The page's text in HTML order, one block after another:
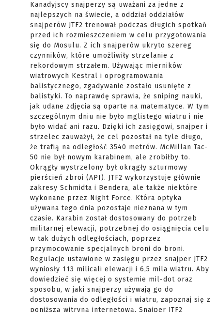
Kanadyjscy snajperzy są uważani za jedne z
najlepszych na świecie, a oddział oddziałów
snajperów JTF2 trenował podczas długich spotkań
przed ich rozmieszczeniem w celu przygotowania
się do Mosulu. Z ich snajperów ukryto szereg
czynników, które umożliwiły strzelanie z
rekordowym strzałem. Używając mierników
wiatrowych Kestral i oprogramowania
balistycznego, zgadywanie zostało usunięte z
balistyki. To naprawdę sprawia, że ​​sniping nauki,
jak udane zdjęcia są oparte na matematyce. W tym
szczególnym dniu nie było mglistego wiatru i nie
było widać ani razu. Dzięki ich zasięgowi, snajper i
strzelec zauważył, że cel pozostał na tyle długo,
że trafią na odległość 3540 metrów. McMillan Tac-
50 nie był nowym karabinem, ale zrobiłby to.
Okrągły wystrzelony był okrągły szturmowy
pierścień zbroi (API). JTF2 wykorzystuje głównie
zakresy Schmidta i Bendera, ale także niektóre
wykonane przez Night Force. Która optyka
używana tego dnia pozostaje nieznana w tym
czasie. Karabin został dostosowany do potrzeb
militarnej elewacji, potrzebnej do osiągnięcia celu
w tak dużych odległościach, poprzez
przymocowanie specjalnych broni do broni.
Regulacje ustawione w zasięgu przez snajper JTF2
wyniosły 113 milicali elewacji i 6,5 mila wiatru. Aby
dowiedzieć się więcej o systemie mil-dot oraz
sposobu, w jaki snajperzy używają go do
dostosowania do odległości i wiatru, zapoznaj się z
poniższą witryną internetową. Snajper JTF2